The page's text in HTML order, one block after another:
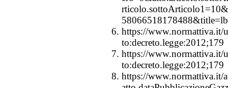
https://www.normattiva.it/
to:decreto.legge:2012;179
https://www.normattiva.it/
to:decreto.legge:2012;179
https://www.normattiva.it/